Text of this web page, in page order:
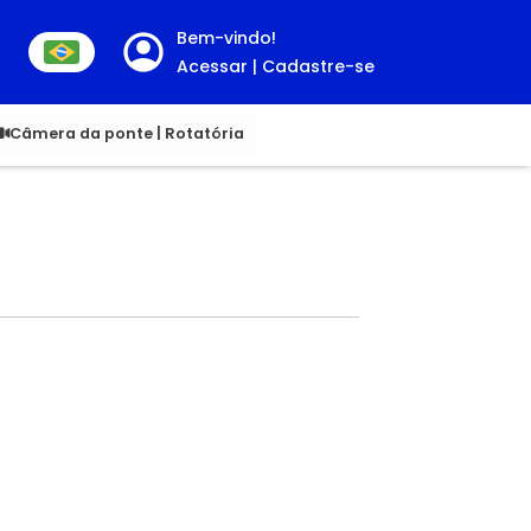
Bem-vindo!
Acessar | Cadastre-se
Câmera da ponte | Rotatória